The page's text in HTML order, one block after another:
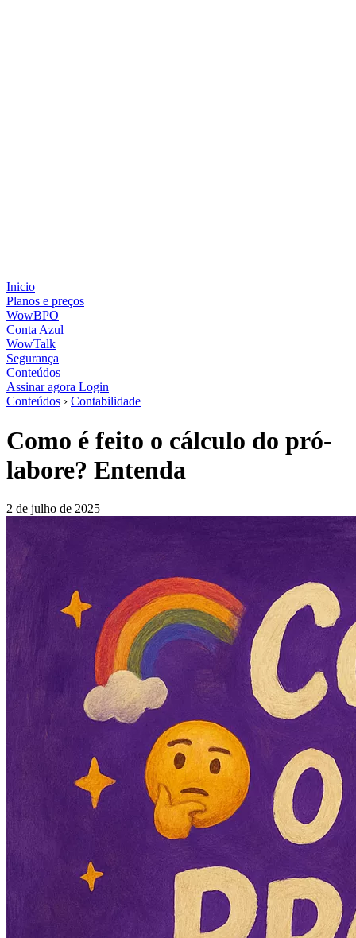
Inicio
Planos e preços
WowBPO
Conta Azul
WowTalk
Segurança
Conteúdos
Assinar agora Login
Conteúdos › Contabilidade
Como é feito o cálculo do pró-
labore? Entenda
2 de julho de 2025